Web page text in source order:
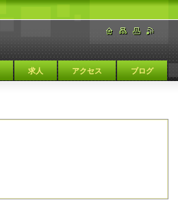
求人 アクセス ブログ